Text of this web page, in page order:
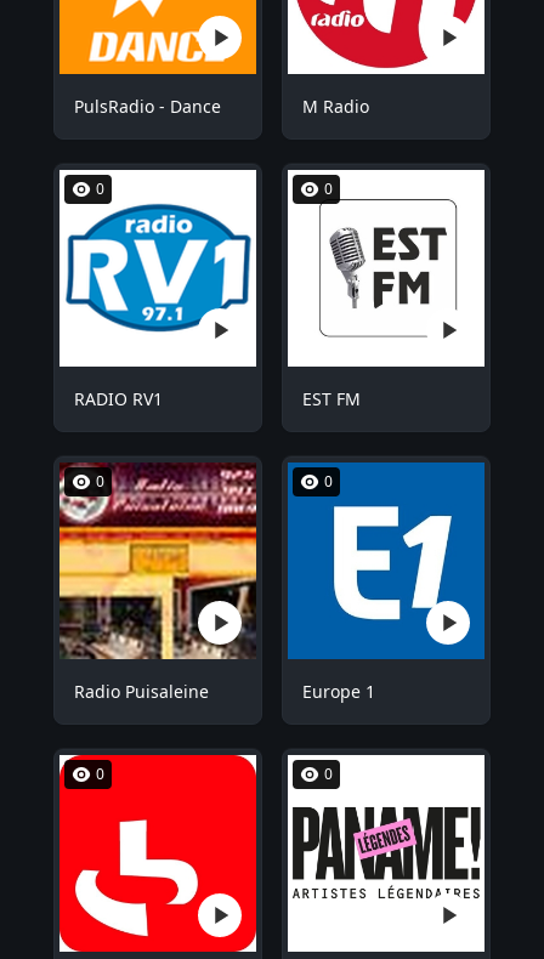
PulsRadio - Dance M Radio
0
RADIO RV1
0
EST FM
0
Radio Puisaleine
0
Europe 1
0 0